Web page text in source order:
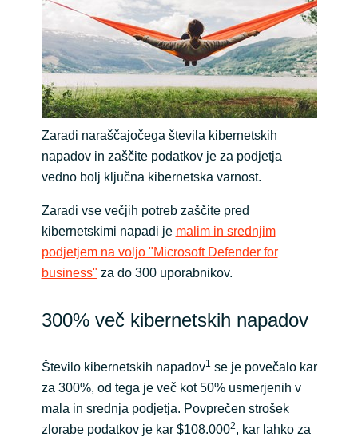
France
Germany
Hungary
Iceland
India
Indonesia
Kingdom of Saudi Arabia
Lithuania
Malaysia
Zaradi naraščajočega števila kibernetskih
napadov in zaščite podatkov je za podjetja
vedno bolj ključna kibernetska varnost.
Zaradi vse večjih potreb zaščite pred
kibernetskimi napadi je malim in srednjim
podjetjem na voljo "Microsoft Defender for
business" za do 300 uporabnikov.
300% več kibernetskih napadov
Število kibernetskih napadov1 se je povečalo kar
za 300%, od tega je več kot 50% usmerjenih v
mala in srednja podjetja. Povprečen strošek
zlorabe podatkov je kar $108.0002, kar lahko za